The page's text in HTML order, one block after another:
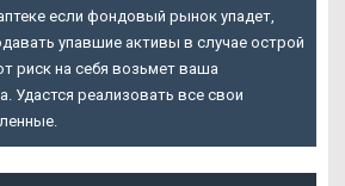
если фондовый рынок упадет,
упавшие активы в случае острой
риск на себя возьмет ваша
Удастся реализовать все свои